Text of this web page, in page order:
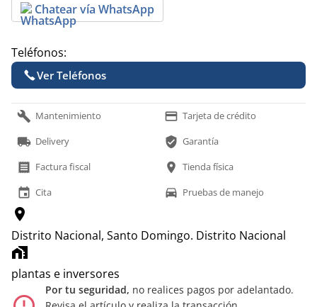
Chatear vía WhatsApp
Teléfonos:
Ver Teléfonos
build Mantenimiento payment Tarjeta de crédito
local_shipping Delivery verified_user Garantía
receipt Factura fiscal location_on Tienda física
event Cita time_to_leave Pruebas de manejo
location_on
Distrito Nacional, Santo Domingo. Distrito Nacional
home_work
plantas e inversores
Por tu seguridad, no realices pagos por adelantado.